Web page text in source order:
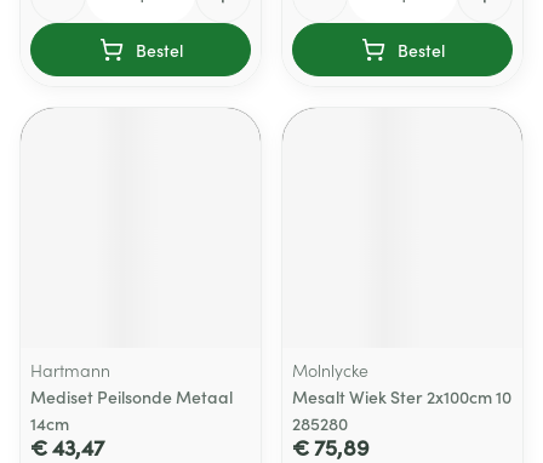
Bestel Bestel
Hartmann
Mediset Peilsonde Metaal
14cm
€ 43,47
Molnlycke
Mesalt Wiek Ster 2x100cm 10
285280
€ 75,89